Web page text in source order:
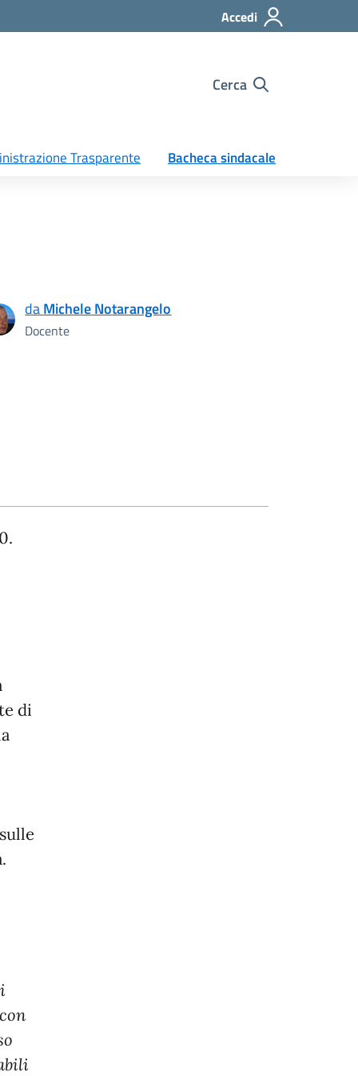
Accedi
Cerca
Trasparente Bacheca sindacale
daMichele Notarangelo
Docente
di